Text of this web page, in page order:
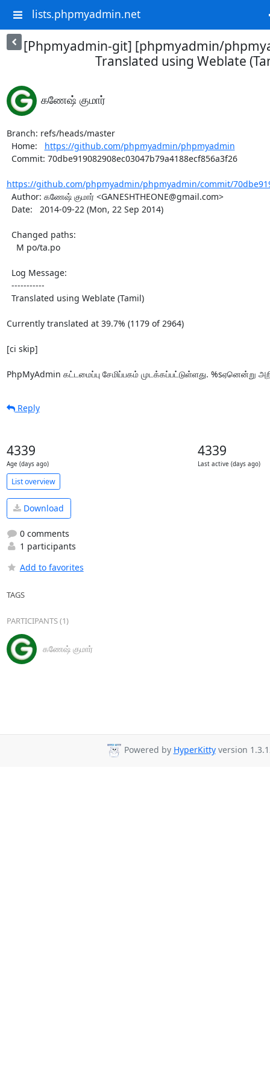
lists.phpmyadmin.net
[Phpmyadmin-git] [phpmyadmin/
Translated using Weblate
கணேஷ் குமார்
Branch: refs/heads/master
  Home:
https://github.com/phpmyadmin/phpmyadmin
https://github.com/phpmyadmin/phpmyadmin/commit/
Currently translated at 39.7% (1179 of 2964)
[ci skip]
PhpMyAdmin கட்டமைப்பு சேமிப்பகம் முடக்கப்பட்டுள்ளது. %sஏனென்று
Reply
4339
Age (days ago)
4339
Last active (days ago)
List overview
Download
0 comments
1 participants
Add to favorites
TAGS
PARTICIPANTS (1)
கணேஷ் குமார்
Powered by HyperKittyversion